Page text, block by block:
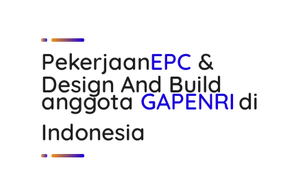
PekerjaanEPC &
Design And Build
anggota GAPENRIdi
Indonesia